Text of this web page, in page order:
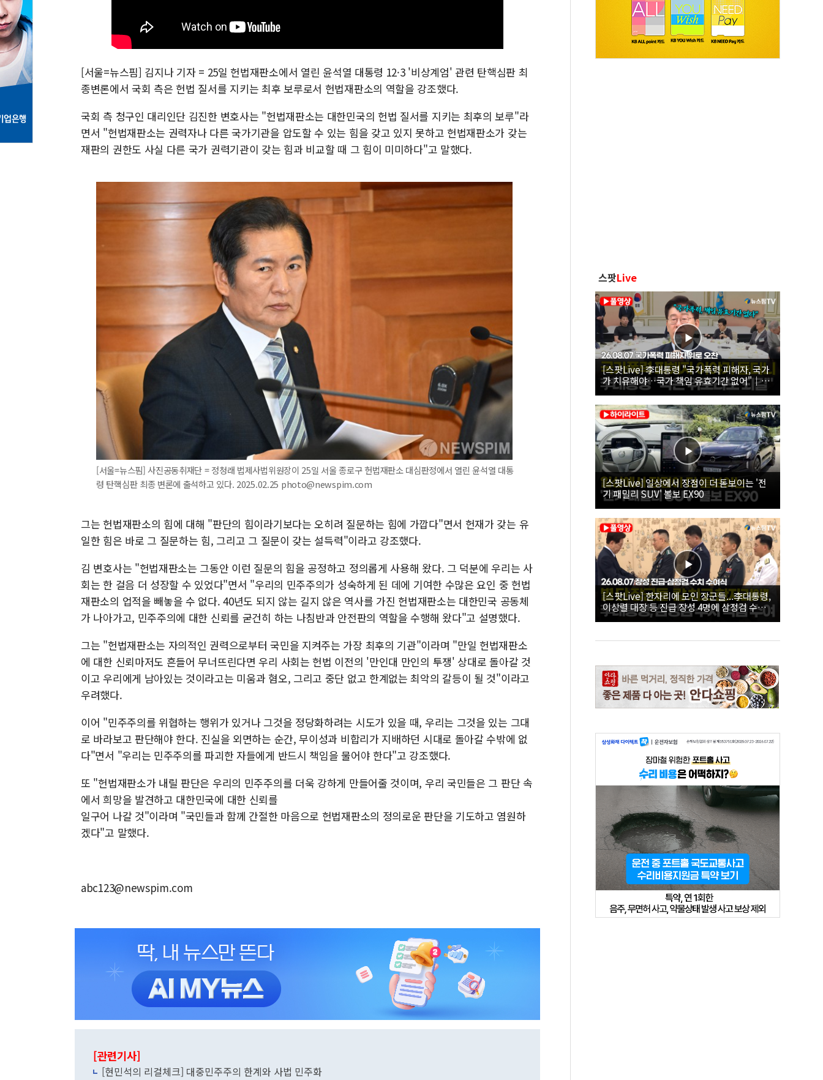
[서울=뉴스핌] 김지나 기자 = 25일 헌법재판소에서 열린 윤석열 대통령 12·3 '비상계엄' 관련 탄핵심판 최
종변론에서 국회 측은 헌법 질서를 지키는 최후 보루로서 헌법재판소의 역할을 강조했다.
국회 측 청구인 대리인단 김진한 변호사는 "헌법재판소는 대한민국의 헌법 질서를 지키는 최후의 보루"라
면서 "헌법재판소는 권력자나 다른 국가기관을 압도할 수 있는 힘을 갖고 있지 못하고 헌법재판소가 갖는
재판의 권한도 사실 다른 국가 권력기관이 갖는 힘과 비교할 때 그 힘이 미미하다"고 말했다.
[서울=뉴스핌] 사진공동취재단 = 정청래 법제사법위원장이 25일 서울 종로구 헌법재판소 대심판정에서 열린 윤석열 대통
령 탄핵심판 최종 변론에 출석하고 있다. 2025.02.25 photo@newspim.com
그는 헌법재판소의 힘에 대해 "판단의 힘이라기보다는 오히려 질문하는 힘에 가깝다"면서 헌재가 갖는 유
일한 힘은 바로 그 질문하는 힘, 그리고 그 질문이 갖는 설득력"이라고 강조했다.
김 변호사는 "헌법재판소는 그동안 이런 질문의 힘을 공정하고 정의롭게 사용해 왔다. 그 덕분에 우리는 사
회는 한 걸음 더 성장할 수 있었다"면서 "우리의 민주주의가 성숙하게 된 데에 기여한 수많은 요인 중 헌법
재판소의 업적을 빼놓을 수 없다. 40년도 되지 않는 길지 않은 역사를 가진 헌법재판소는 대한민국 공동체
가 나아가고, 민주주의에 대한 신뢰를 굳건히 하는 나침반과 안전판의 역할을 수행해 왔다"고 설명했다.
그는 "헌법재판소는 자의적인 권력으로부터 국민을 지켜주는 가장 최후의 기관"이라며 "만일 헌법재판소
에 대한 신뢰마저도 흔들어 무너뜨린다면 우리 사회는 헌법 이전의 '만인대 만인의 투쟁' 상대로 돌아갈 것
이고 우리에게 남아있는 것이라고는 미움과 혐오, 그리고 중단 없고 한계없는 최악의 갈등이 될 것"이라고
우려했다.
이어 "민주주의를 위협하는 행위가 있거나 그것을 정당화하려는 시도가 있을 때, 우리는 그것을 있는 그대
로 바라보고 판단해야 한다. 진실을 외면하는 순간, 무이성과 비합리가 지배하던 시대로 돌아갈 수밖에 없
다"면서 "우리는 민주주의를 파괴한 자들에게 반드시 책임을 물어야 한다"고 강조했다.
또 "헌법재판소가 내릴 판단은 우리의 민주주의를 더욱 강하게 만들어줄 것이며, 우리 국민들은 그 판단 속
에서 희망을 발견하고 대한민국에 대한 신뢰를
일구어 나갈 것"이라며 "국민들과 함께 간절한 마음으로 헌법재판소의 정의로운 판단을 기도하고 염원하
겠다"고 말했다.
abc123@newspim.com
[관련기사]
[현민석의 리걸체크] 대중민주주의 한계와 사법 민주화
스팟Live
[스팟Live] 李대통령 "국가폭력 피해자, 국가
가 치유해야…국가 책임 유효기간 없어"｜
26.08.07 국가폭력 피해자 위로 오찬
[스팟Live] 일상에서 장점이 더 돋보이는 '전
기 패밀리 SUV' 볼보 EX90
[스팟Live] 한자리에 모인 장군들...李대통령,
이상렬 대장 등 진급 장성 4명에 삼정검 수치
직접 수여｜26.08.07 장성 진급·삼정검 수치